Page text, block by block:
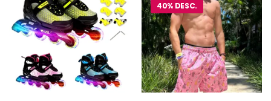
40% DESC.